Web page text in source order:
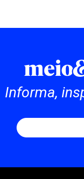
Informa,